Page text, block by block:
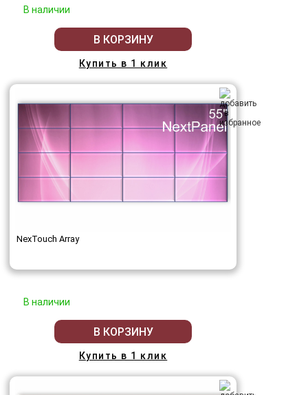
В наличии
В КОРЗИНУ
Купить в 1 клик
NexTouch Array
В наличии
В КОРЗИНУ
Купить в 1 клик